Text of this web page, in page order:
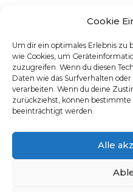
Cookie
Um dir ein optimales Erlebnis zu
wie Cookies, um
zuzugreifen. Wenn du diesen
Daten wie das Surfverhalten
verarbeiten. Wenn du deine
zurückziehst, können
beeinträchtigt werden.
Alle